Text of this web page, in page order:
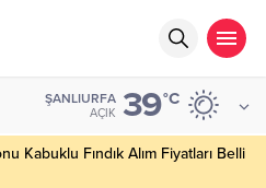
ŞANLIURFA
AÇIK 39°C
Her Gün 4 Bin 898 Kişiye Sıcak